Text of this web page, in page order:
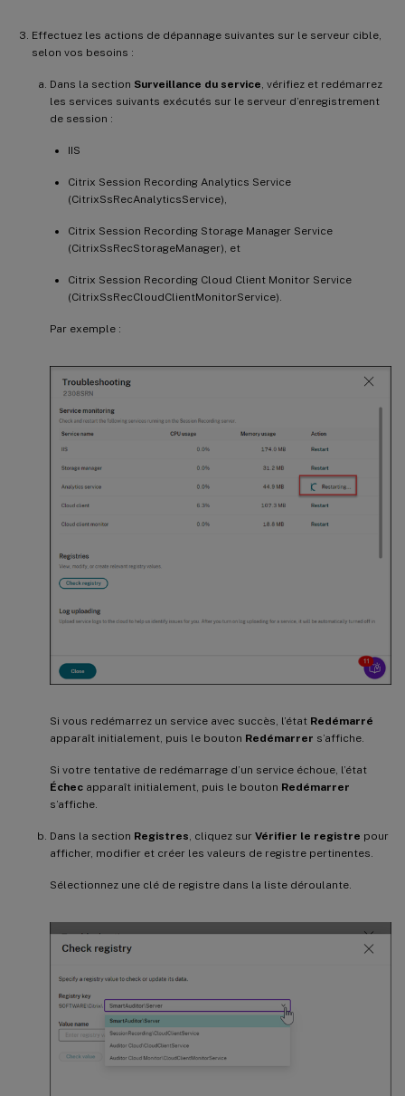
Effectuez les actions de dépannage suivantes sur le serveur cible,
selon vos besoins :
Dans la section Surveillance du service, vérifiez et redémarrez
les services suivants exécutés sur le serveur d’enregistrement
de session :
IIS
Citrix Session Recording Analytics Service
(CitrixSsRecAnalyticsService),
Citrix Session Recording Storage Manager Service
(CitrixSsRecStorageManager), et
Citrix Session Recording Cloud Client Monitor Service
(CitrixSsRecCloudClientMonitorService).
Par exemple :
Si vous redémarrez un service avec succès, l’état Redémarré
apparaît initialement, puis le bouton Redémarrer s’affiche.
Si votre tentative de redémarrage d’un service échoue, l’état
Échec apparaît initialement, puis le bouton Redémarrer
s’affiche.
Dans la section Registres , cliquez sur Vérifier le registre pour
afficher, modifier et créer les valeurs de registre pertinentes.
Sélectionnez une clé de registre dans la liste déroulante.